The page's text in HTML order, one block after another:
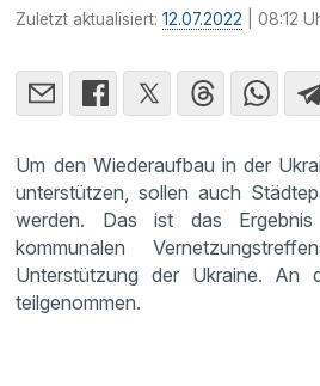
Zuletzt aktualisiert:12.07.2022 | 08:12
Um den Wiederaufbau in der
unterstützen, sollen auch
werden. Das ist das Ergebnis
kommunalen
Unterstützung der Ukraine. An
teilgenommen.